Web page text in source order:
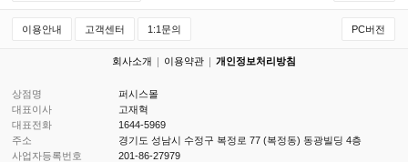
이용안내 고객센터 1:1문의 PC버전
회사소개 이용약관 개인정보처리방침
상점명
퍼시스몰
대표이사
고재혁
대표전화
1644-5969
주소
경기도 성남시 수정구 복정로 77 (복정동) 동광빌딩 4층
사업자등록번호
201-86-27979